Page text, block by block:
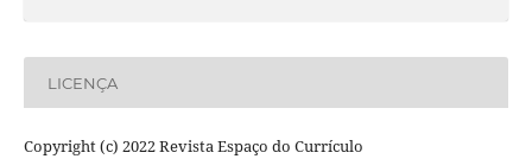
LICENÇA
Copyright (c) 2022 Revista Espaço do Currículo